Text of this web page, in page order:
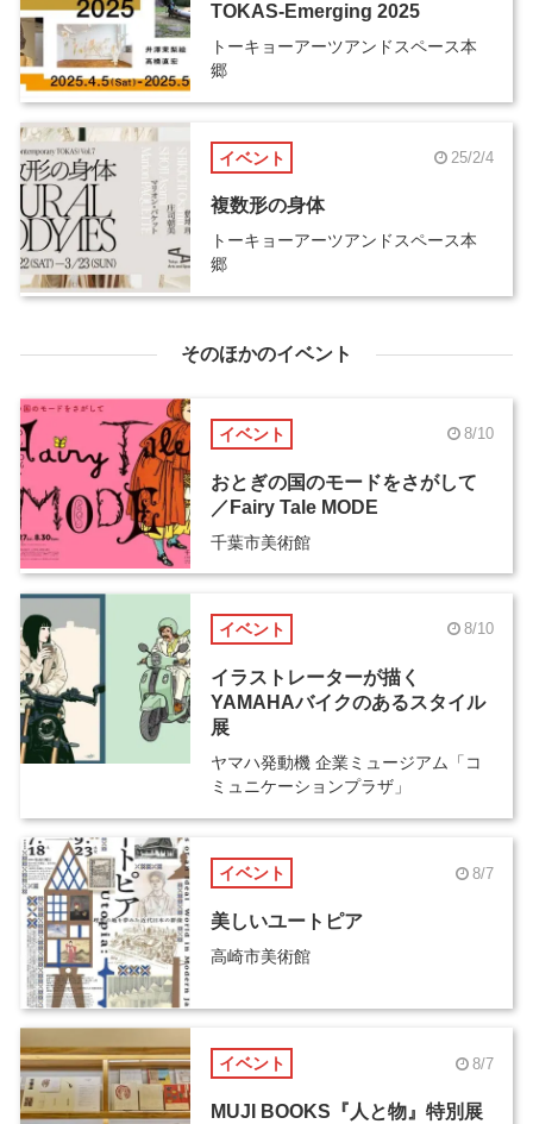
TOKAS-Emerging 2025
トーキョーアーツアンドスペース本
郷
イベント 25/2/4
複数形の身体
トーキョーアーツアンドスペース本
郷
そのほかのイベント
イベント 8/10
おとぎの国のモードをさがして
／Fairy Tale MODE
千葉市美術館
イベント 8/10
イラストレーターが描く
YAMAHAバイクのあるスタイル
展
ヤマハ発動機 企業ミュージアム「コ
ミュニケーションプラザ」
イベント 8/7
美しいユートピア
高崎市美術館
イベント 8/7
MUJI BOOKS『人と物』特別展